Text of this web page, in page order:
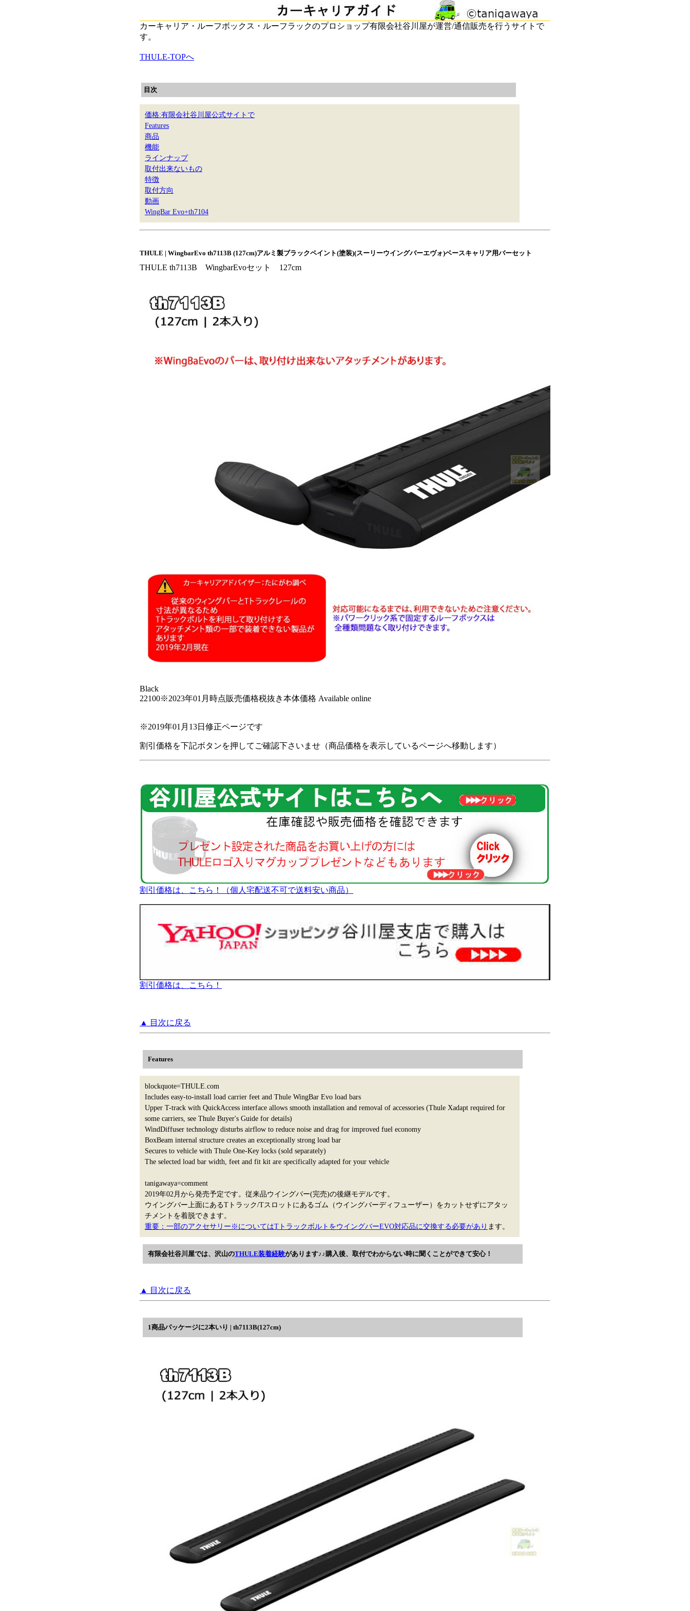
カーキャリア・ルーフボックス・ルーフラックのプロショップ有限会社谷川屋が運営/通信販売を行うサイトで
す。
THULE-TOPへ
目次
価格:有限会社谷川屋公式サイトで
Features
商品
機能
ラインナップ
取付出来ないもの
特徴
取付方向
動画
WingBar Evo+th7104
THULE | WingbarEvo th7113B (127cm)アルミ製ブラックペイント(塗装)(スーリーウイングバーエヴォ)ベースキャリア用バーセット
THULE th7113B WingbarEvoセット 127cm
Black
22100※2023年01月時点販売価格税抜き本体価格 Available online
※2019年01月13日修正ページです
割引価格を下記ボタンを押してご確認下さいませ（商品価格を表示しているページへ移動します）
割引価格は、こちら！（個人宅配送不可で送料安い商品）
割引価格は、こちら！
▲ 目次に戻る
Features
blockquote=THULE.com
Includes easy-to-install load carrier feet and Thule WingBar Evo load bars
Upper T-track with QuickAccess interface allows smooth installation and removal of accessories (Thule Xadapt required for
some carriers, see Thule Buyer's Guide for details)
WindDiffuser technology disturbs airflow to reduce noise and drag for improved fuel economy
BoxBeam internal structure creates an exceptionally strong load bar
Secures to vehicle with Thule One-Key locks (sold separately)
The selected load bar width, feet and fit kit are specifically adapted for your vehicle
tanigawaya=comment
2019年02月から発売予定です。従来品ウイングバー(完売)の後継モデルです。
ウイングバー上面にあるTトラック/Tスロットにあるゴム（ウイングバーディフューザー）をカットせずにアタッ
チメントを着脱できます。
重要：一部のアクセサリー※についてはTトラックボルトをウイングバーEVO対応品に交換する必要があり ます。
有限会社谷川屋では、沢山のTHULE装着経験があります♪♪購入後、取付でわからない時に聞くことができて安心！
▲ 目次に戻る
1商品パッケージに2本いり | th7113B(127cm)